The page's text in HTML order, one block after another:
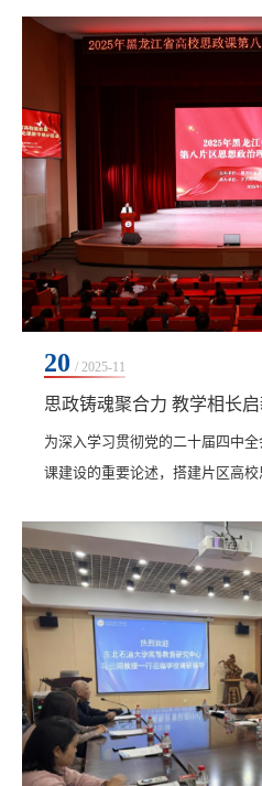
业代表，共同探讨人工智能时代
题为《AI赋能于“一带一路”人才
带一路”沿线国家人才培养面临的
20 / 2025-11
为深入学习贯彻党的二十届四中
课建设的重要论述，搭建片区高
午，黑龙江省高校思政课第八片区
程学院人民会堂举行。黑龙江省
龙江省高校思政课教指委副主任
院党委书记郭伟东代表学校致辞